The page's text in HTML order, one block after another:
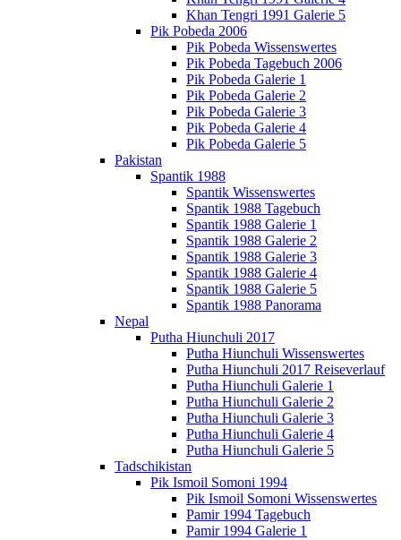
Khan Tengri 1991 Galerie 5
Pik Pobeda 2006
Pik Pobeda Wissenswertes
Pik Pobeda Tagebuch 2006
Pik Pobeda Galerie 1
Pik Pobeda Galerie 2
Pik Pobeda Galerie 3
Pik Pobeda Galerie 4
Pik Pobeda Galerie 5
Pakistan
Spantik 1988
Spantik Wissenswertes
Spantik 1988 Tagebuch
Spantik 1988 Galerie 1
Spantik 1988 Galerie 2
Spantik 1988 Galerie 3
Spantik 1988 Galerie 4
Spantik 1988 Galerie 5
Spantik 1988 Panorama
Nepal
Putha Hiunchuli 2017
Putha Hiunchuli Wissenswertes
Putha Hiunchuli 2017 Reiseverlauf
Putha Hiunchuli Galerie 1
Putha Hiunchuli Galerie 2
Putha Hiunchuli Galerie 3
Putha Hiunchuli Galerie 4
Putha Hiunchuli Galerie 5
Tadschikistan
Pik Ismoil Somoni 1994
Pik Ismoil Somoni Wissenswertes
Pamir 1994 Tagebuch
Pamir 1994 Galerie 1